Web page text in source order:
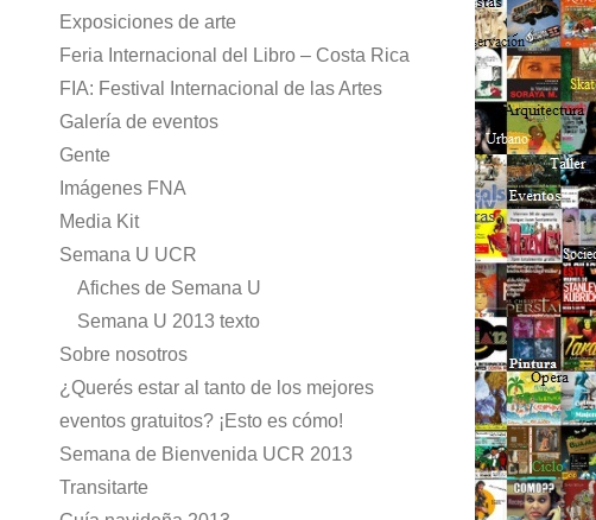
Exposiciones de arte
Feria Internacional del Libro – Costa Rica
FIA: Festival Internacional de las Artes
Galería de eventos
Gente
Imágenes FNA
Media Kit
Semana U UCR
Afiches de Semana U
Semana U 2013 texto
Sobre nosotros
¿Querés estar al tanto de los mejores
eventos gratuitos? ¡Esto es cómo!
Semana de Bienvenida UCR 2013
Transitarte